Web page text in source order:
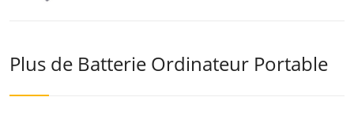
Plus de Batterie Ordinateur Portable